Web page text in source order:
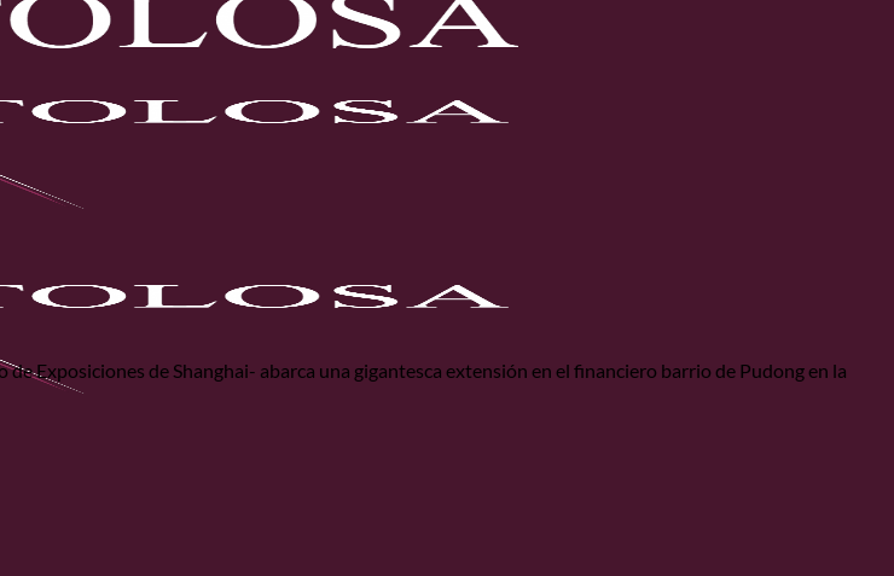
Exposiciones de Shanghai- abarca una gigantesca extensión en el financiero barrio de Pudong en la